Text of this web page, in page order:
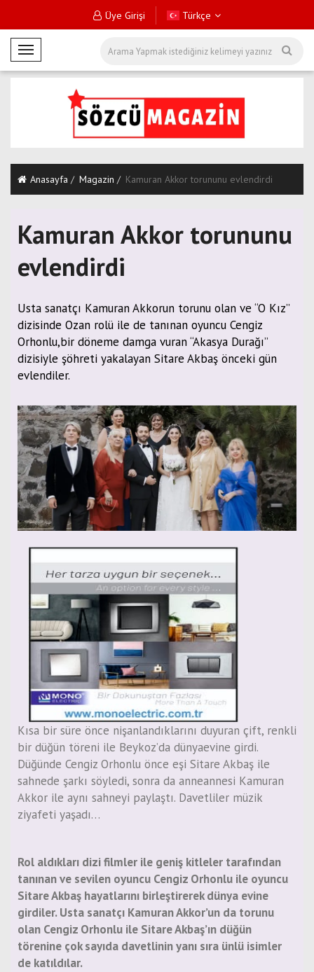
Üye Girişi Türkçe
M
o
üAnasayfa Magazin Kamuran Akkor torununu evlendirdi
Kamuran Akkor torununu
evlendirdi
Usta sanatçı Kamuran Akkorun torunu olan ve “O Kız”
dizisinde Ozan rolü ile de tanınan oyuncu Cengiz
Orhonlu,bir döneme damga vuran “Akasya Durağı”
dizisiyle şöhreti yakalayan Sitare Akbaş önceki gün
evlendiler.
Kısa bir süre önce nişanlandıklarını duyuran çift, renkli
bir düğün töreni ile Beykoz’da dünyaevine girdi.
Düğünde Cengiz Orhonlu önce eşi Sitare Akbaş ile
sahnede şarkı söyledi, sonra da anneannesi Kamuran
Akkor ile aynı sahneyi paylaştı. Davetliler müzik
ziyafeti yaşadı…
Rol aldıkları dizi filmler ile geniş kitleler tarafından
tanınan ve sevilen oyuncu Cengiz Orhonlu ile oyuncu
Sitare Akbaş hayatlarını birleştirerek dünya evine
girdiler. Usta sanatçı Kamuran Akkor’un da torunu
olan Cengiz Orhonlu ile Sitare Akbaş’ın düğün
törenine çok sayıda davetlinin yanı sıra ünlü isimler
de katıldılar.